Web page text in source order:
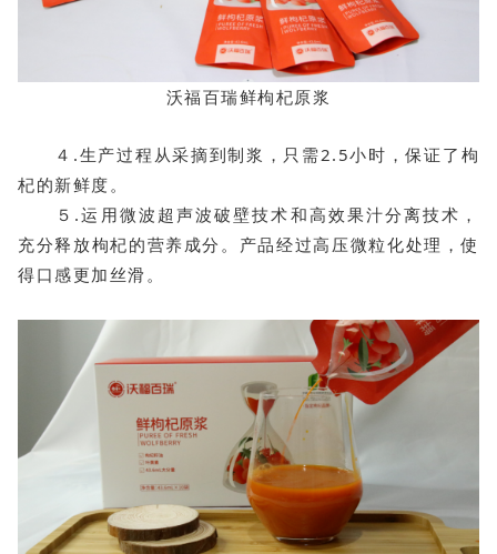
沃福百瑞鲜枸杞原浆
４.生产过程从采摘到制浆，只需2.5小时，保证了枸
杞的新鲜度。
５.运用微波超声波破壁技术和高效果汁分离技术，
充分释放枸杞的营养成分。 产品经过高压微粒化处理，使
得口感更加丝滑。